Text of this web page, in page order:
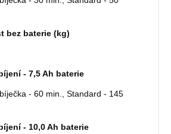
bez baterie (kg)
- 7,5 Ah baterie
- 60 min., Standard - 145
- 10,0 Ah baterie